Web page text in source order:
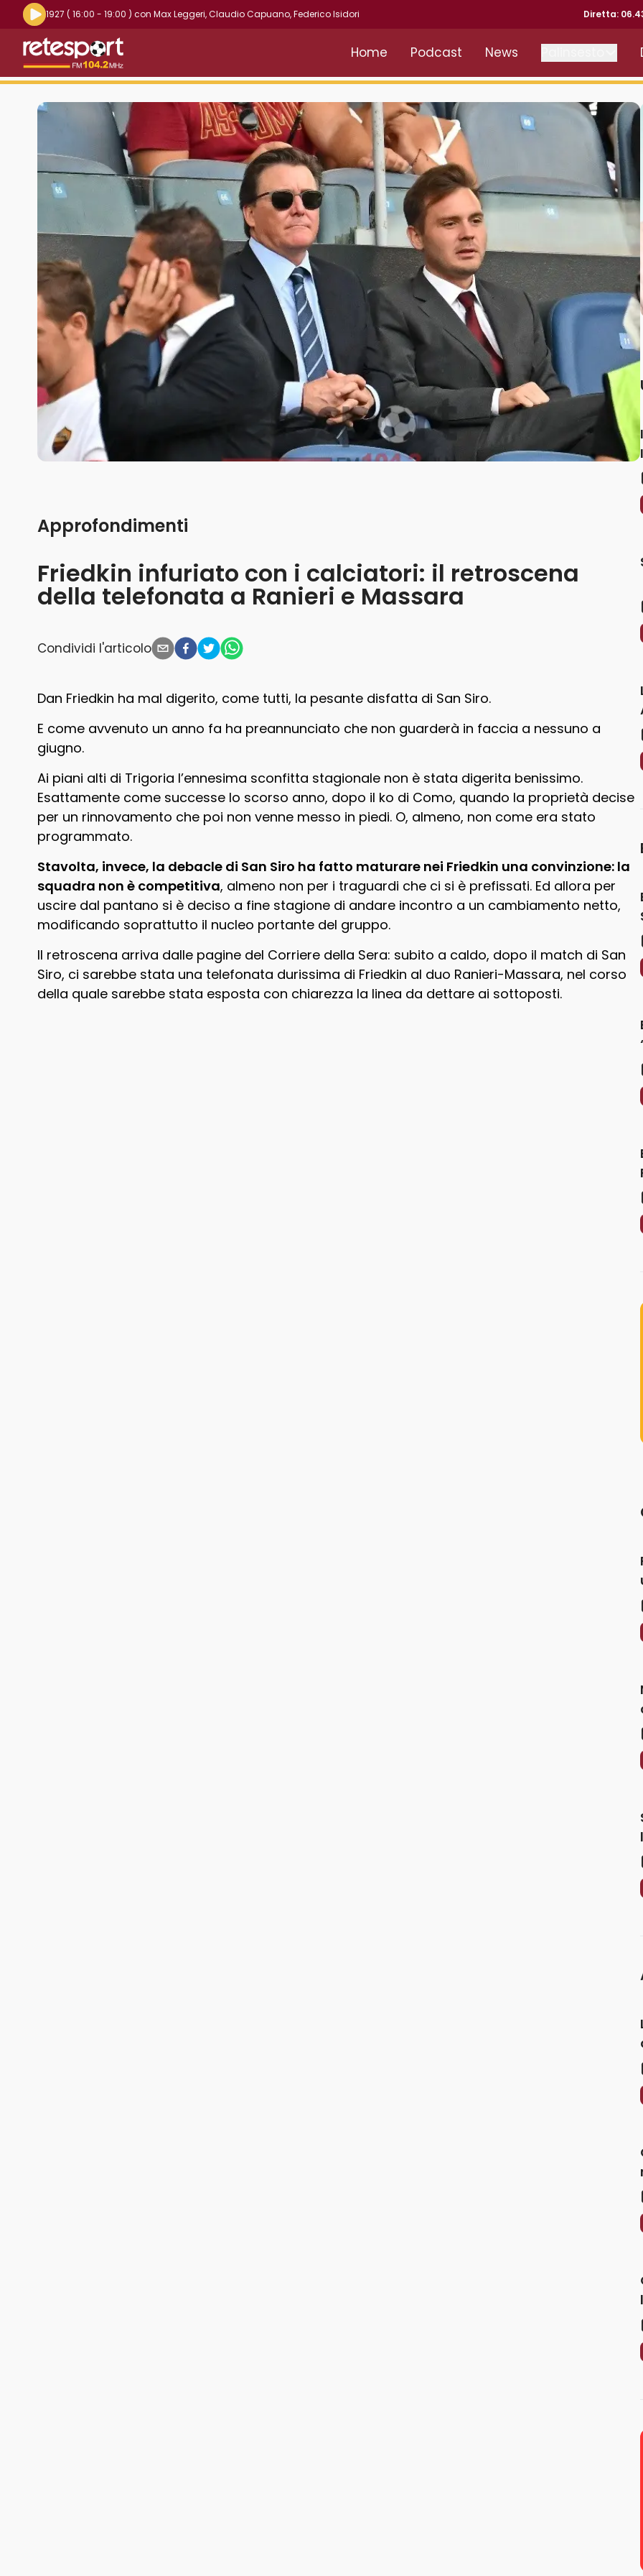
Riproduci la radio live
1927 ( 16:00 - 19:00 ) con Max Leggeri,Claudio Capuano,Federico Isidori Diretta:
Retesport 104.2 FM
Home Podcast News
Friedkin infuriato con i calciatori: il retroscena
della telefonata a Ranieri e Massara
Approfondimenti
Condividi l'articolo
Dan Friedkin ha mal digerito, come tutti, la pesante disfatta di San Siro.
E come avvenuto un anno fa ha preannunciato che non guarderà in faccia a nessuno a
giugno.
Ai piani alti di Trigoria l’ennesima sconfitta stagionale non è stata digerita benissimo.
Esattamente come successe lo scorso anno, dopo il ko di Como, quando la proprietà decise
per un rinnovamento che poi non venne messo in piedi. O, almeno, non come era stato
programmato.
Stavolta, invece, la debacle di San Siro ha fatto maturare nei Friedkin una convinzione: la
squadra non è competitiva, almeno non per i traguardi che ci si è prefissati. Ed allora per
uscire dal pantano si è deciso a fine stagione di andare incontro a un cambiamento netto,
modificando soprattutto il nucleo portante del gruppo.
Il retroscena arriva dalle pagine del Corriere della Sera: subito a caldo, dopo il match di San
Siro, ci sarebbe stata una telefonata durissima di Friedkin al duo Ranieri-Massara, nel corso
della quale sarebbe stata esposta con chiarezza la linea da dettare ai sottoposti.